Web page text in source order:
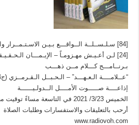
[84] سـلـســلــة الــواقـــع بـيـن الاسـتـمــرار والـتـغـيـيــر
[24] لـن أعـيـش مهـزومـاً – الإيـمـــان الـحـقـيـقـي،
بـرنــامـــج كـــلام مــن ذهـــب
“عــلامــــة الـعـهـــد” – الـحـبــل الـقـرمــزي (ج4)
إذاعــــة صـــــوت الأمــــل الــدولـيــــــة
الخميس 3/23/ 2021 في التاسعة مساءً توقيت مصر.
أرحب بالتعليقات والاستفسارات وطلبات الصلاة
www.radiovoh.com